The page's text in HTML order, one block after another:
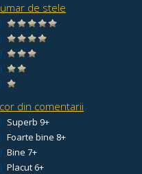
de stele
din comentarii
Superb 9+
Foarte bine 8+
Bine 7+
Placut 6+